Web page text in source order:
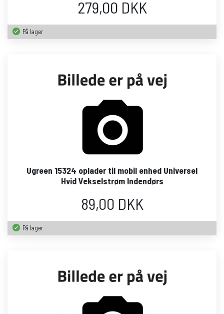
279,00 DKK
På lager
Ugreen 15324 oplader til mobil enhed Universel
Hvid Vekselstrøm Indendørs
89,00 DKK
På lager